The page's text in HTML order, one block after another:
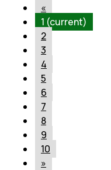
«
1 (current)
2
3
4
5
6
7
8
9
10
»